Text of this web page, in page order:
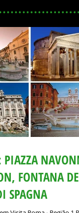
FONTANA DE
SPAGNA